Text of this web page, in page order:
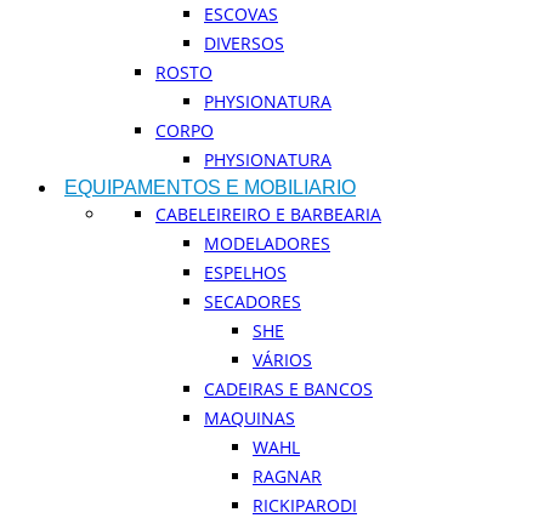
ESCOVAS
DIVERSOS
ROSTO
PHYSIONATURA
CORPO
PHYSIONATURA
EQUIPAMENTOS E MOBILIARIO
CABELEIREIRO E BARBEARIA
MODELADORES
ESPELHOS
SECADORES
SHE
VÁRIOS
CADEIRAS E BANCOS
MAQUINAS
WAHL
RAGNAR
RICKIPARODI